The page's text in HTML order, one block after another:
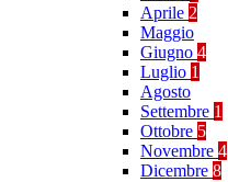
Aprile 2
Maggio
Giugno 4
Luglio 1
Agosto
Settembre 1
Ottobre 5
Novembre 4
Dicembre 8